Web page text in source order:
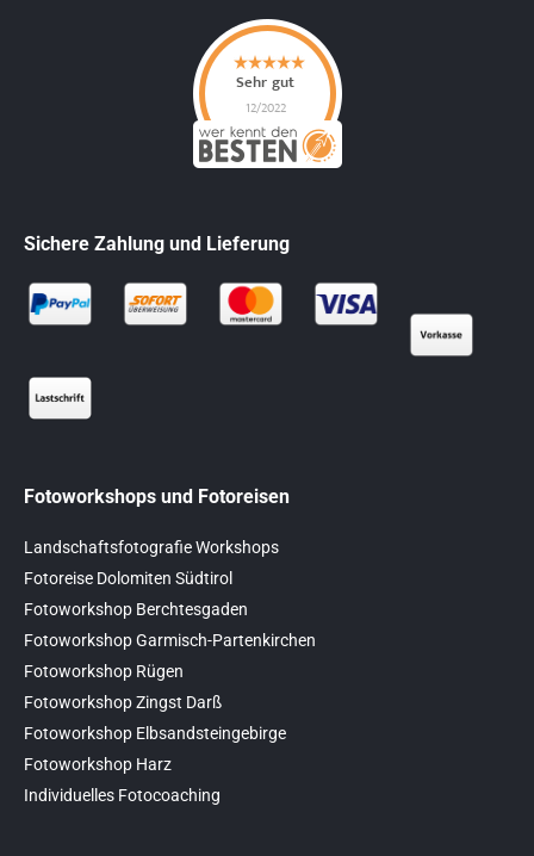
Sichere Zahlung und Lieferung
Fotoworkshops und Fotoreisen
Landschaftsfotografie Workshops
Fotoreise Dolomiten Südtirol
Fotoworkshop Berchtesgaden
Fotoworkshop Garmisch-Partenkirchen
Fotoworkshop Rügen
Fotoworkshop Zingst Darß
Fotoworkshop Elbsandsteingebirge
Fotoworkshop Harz
Individuelles Fotocoaching